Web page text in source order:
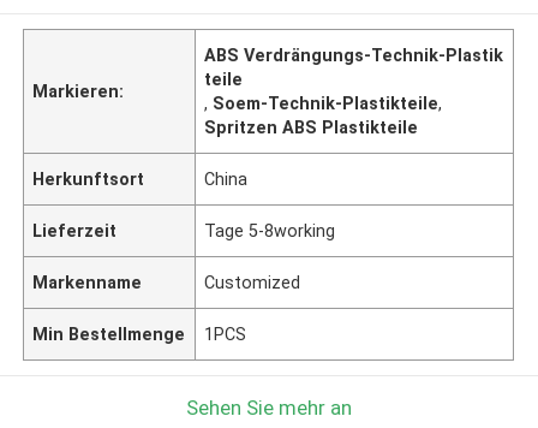
Markieren:
ABS Verdrängungs-Technik-Plastik
teile
, Soem-Technik-Plastikteile,
Spritzen ABS Plastikteile
Herkunftsort China
Lieferzeit Tage 5-8working
Markenname Customized
Min Bestellmenge 1PCS
Sehen Sie mehr an